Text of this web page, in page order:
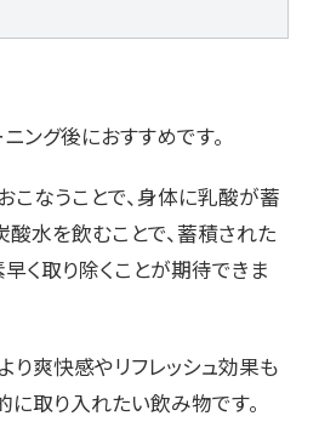
ング後におすすめです。
こなうことで、身体に乳酸が蓄
酸水を飲むことで、蓄積された
く取り除くことが期待できま
り爽快感やリフレッシュ効果も
に取り入れたい飲み物です。